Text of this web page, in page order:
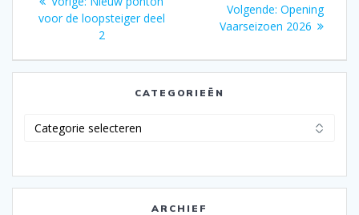
navigatie
bericht:
voor de loopsteiger deel
2
Volgende: Volgend
bericht:
Opening
Vaarseizoen 2026
CATEGORIEËN
ARCHIEF